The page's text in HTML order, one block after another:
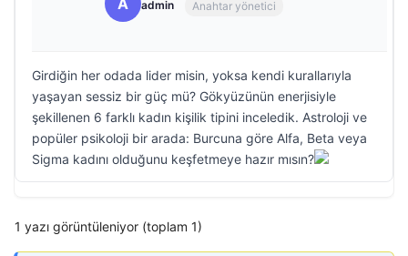
A admin Anahtar yönetici
Girdiğin her odada lider misin, yoksa kendi kurallarıyla
yaşayan sessiz bir güç mü? Gökyüzünün enerjisiyle
şekillenen 6 farklı kadın kişilik tipini inceledik. Astroloji ve
popüler psikoloji bir arada: Burcuna göre Alfa, Beta veya
Sigma kadını olduğunu keşfetmeye hazır mısın?
1 yazı görüntüleniyor (toplam 1)